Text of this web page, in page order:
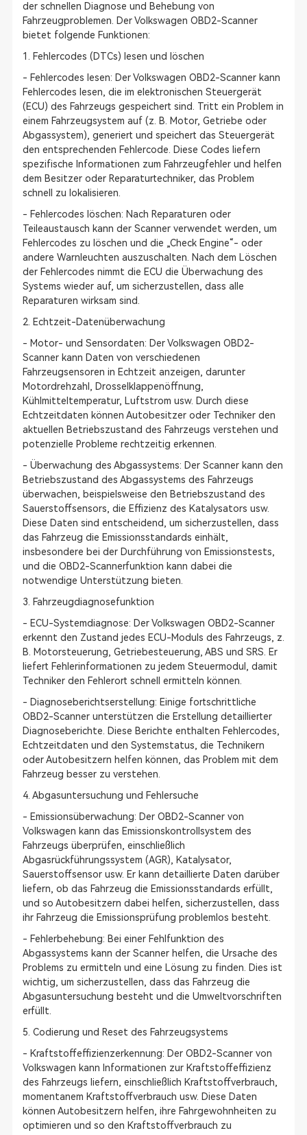
der schnellen Diagnose und Behebung von
Fahrzeugproblemen. Der Volkswagen OBD2-Scanner
bietet folgende Funktionen:
1. Fehlercodes (DTCs) lesen und löschen
- Fehlercodes lesen: Der Volkswagen OBD2-Scanner kann
Fehlercodes lesen, die im elektronischen Steuergerät
(ECU) des Fahrzeugs gespeichert sind. Tritt ein Problem in
einem Fahrzeugsystem auf (z. B. Motor, Getriebe oder
Abgassystem), generiert und speichert das Steuergerät
den entsprechenden Fehlercode. Diese Codes liefern
spezifische Informationen zum Fahrzeugfehler und helfen
dem Besitzer oder Reparaturtechniker, das Problem
schnell zu lokalisieren.
- Fehlercodes löschen: Nach Reparaturen oder
Teileaustausch kann der Scanner verwendet werden, um
Fehlercodes zu löschen und die „Check Engine“- oder
andere Warnleuchten auszuschalten. Nach dem Löschen
der Fehlercodes nimmt die ECU die Überwachung des
Systems wieder auf, um sicherzustellen, dass alle
Reparaturen wirksam sind.
2. Echtzeit-Datenüberwachung
- Motor- und Sensordaten: Der Volkswagen OBD2-
Scanner kann Daten von verschiedenen
Fahrzeugsensoren in Echtzeit anzeigen, darunter
Motordrehzahl, Drosselklappenöffnung,
Kühlmitteltemperatur, Luftstrom usw. Durch diese
Echtzeitdaten können Autobesitzer oder Techniker den
aktuellen Betriebszustand des Fahrzeugs verstehen und
potenzielle Probleme rechtzeitig erkennen.
- Überwachung des Abgassystems: Der Scanner kann den
Betriebszustand des Abgassystems des Fahrzeugs
überwachen, beispielsweise den Betriebszustand des
Sauerstoffsensors, die Effizienz des Katalysators usw.
Diese Daten sind entscheidend, um sicherzustellen, dass
das Fahrzeug die Emissionsstandards einhält,
insbesondere bei der Durchführung von Emissionstests,
und die OBD2-Scannerfunktion kann dabei die
notwendige Unterstützung bieten.
3. Fahrzeugdiagnosefunktion
- ECU-Systemdiagnose: Der Volkswagen OBD2-Scanner
erkennt den Zustand jedes ECU-Moduls des Fahrzeugs, z.
B. Motorsteuerung, Getriebesteuerung, ABS und SRS. Er
liefert Fehlerinformationen zu jedem Steuermodul, damit
Techniker den Fehlerort schnell ermitteln können.
- Diagnoseberichtserstellung: Einige fortschrittliche
OBD2-Scanner unterstützen die Erstellung detaillierter
Diagnoseberichte. Diese Berichte enthalten Fehlercodes,
Echtzeitdaten und den Systemstatus, die Technikern
oder Autobesitzern helfen können, das Problem mit dem
Fahrzeug besser zu verstehen.
4. Abgasuntersuchung und Fehlersuche
- Emissionsüberwachung: Der OBD2-Scanner von
Volkswagen kann das Emissionskontrollsystem des
Fahrzeugs überprüfen, einschließlich
Abgasrückführungssystem (AGR), Katalysator,
Sauerstoffsensor usw. Er kann detaillierte Daten darüber
liefern, ob das Fahrzeug die Emissionsstandards erfüllt,
und so Autobesitzern dabei helfen, sicherzustellen, dass
ihr Fahrzeug die Emissionsprüfung problemlos besteht.
- Fehlerbehebung: Bei einer Fehlfunktion des
Abgassystems kann der Scanner helfen, die Ursache des
Problems zu ermitteln und eine Lösung zu finden. Dies ist
wichtig, um sicherzustellen, dass das Fahrzeug die
Abgasuntersuchung besteht und die Umweltvorschriften
erfüllt.
5. Codierung und Reset des Fahrzeugsystems
- Kraftstoffeffizienzerkennung: Der OBD2-Scanner von
Volkswagen kann Informationen zur Kraftstoffeffizienz
des Fahrzeugs liefern, einschließlich Kraftstoffverbrauch,
momentanem Kraftstoffverbrauch usw. Diese Daten
können Autobesitzern helfen, ihre Fahrgewohnheiten zu
optimieren und so den Kraftstoffverbrauch zu